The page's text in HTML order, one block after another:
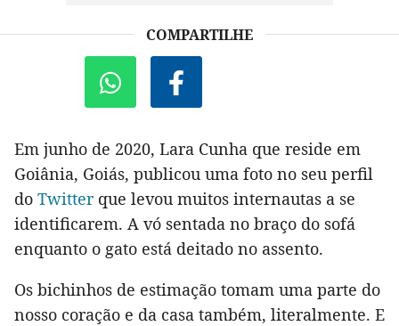
COMPARTILHE
Em junho de 2020, Lara Cunha que reside em
Goiânia, Goiás, publicou uma foto no seu perfil
do Twitterque levou muitos internautas a se
identificarem. A vó sentada no braço do sofá
enquanto o gato está deitado no assento.
Os bichinhos de estimação tomam uma parte do
nosso coração e da casa também, literalmente. E